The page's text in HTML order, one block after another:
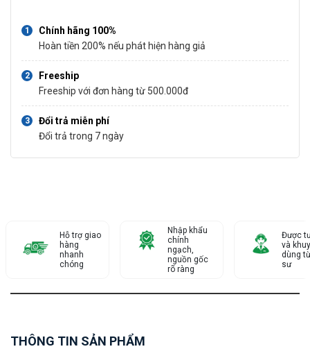
Chính hãng 100%
Hoàn tiền 200% nếu phát hiện hàng giả
Freeship
Freeship với đơn hàng từ 500.000đ
Đổi trả miễn phí
Đổi trả trong 7 ngày
Hỗ trợ giao
hàng
nhanh
chóng
Nhập khẩu
chính
ngạch,
nguồn gốc
rõ ràng
Được
và
dùng
sư
THÔNG TIN SẢN PHẨM